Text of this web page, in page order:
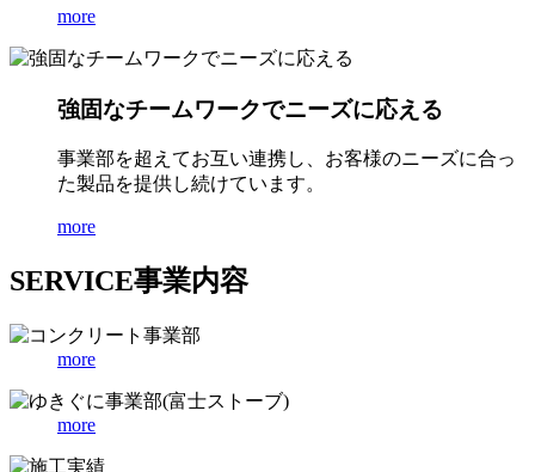
more
強固なチームワークでニーズに応える
事業部を超えてお互い連携し、お客様のニーズに合っ
た製品を提供し続けています。
more
SERVICE事業内容
more
more